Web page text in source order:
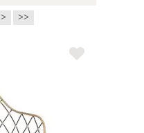
> >>